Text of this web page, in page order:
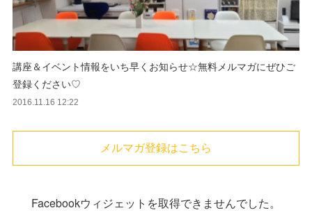
講座＆イベント情報をいち早くお知らせ☆無料メルマガにぜひご
登録ください♡
2016.11.16 12:22
メルマガ登録はこちら
Facebookウィジェットを取得できませんでした。